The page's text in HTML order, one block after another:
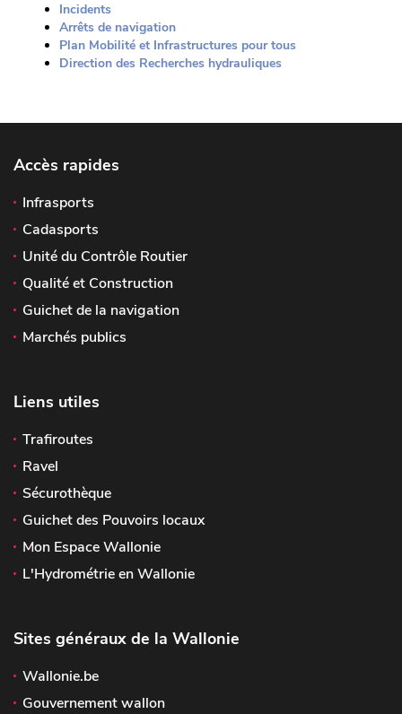
Incidents
Arrêts de navigation
Plan Mobilité et Infrastructures pour tous
Direction des Recherches hydrauliques
Accès rapides
Infrasports
Cadasports
Unité du Contrôle Routier
Qualité et Construction
Guichet de la navigation
Marchés publics
Liens utiles
Trafiroutes
Ravel
Sécurothèque
Guichet des Pouvoirs locaux
Mon Espace Wallonie
L'Hydrométrie en Wallonie
Sites généraux de la Wallonie
Wallonie.be
Gouvernement wallon